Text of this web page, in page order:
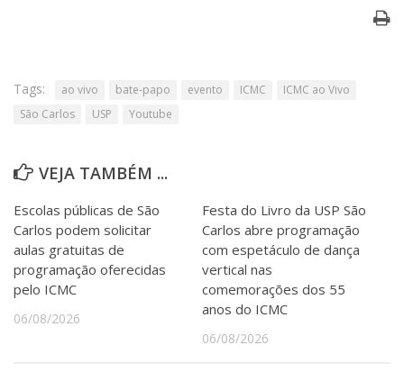
Tags: ao vivo bate-papo evento ICMC
ICMC ao Vivo
São Carlos
USP Youtube
VEJA TAMBÉM ...
Escolas públicas de São
Carlos podem solicitar
aulas gratuitas de
programação oferecidas
pelo ICMC
06/08/2026
Festa do Livro da USP São
Carlos abre programação
com espetáculo de dança
vertical nas
comemorações dos 55
anos do ICMC
06/08/2026